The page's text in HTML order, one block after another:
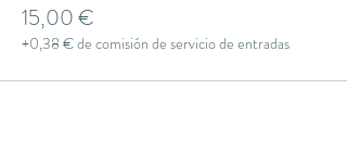
15,00 €
+0,38 € de comisión de servicio de entradas